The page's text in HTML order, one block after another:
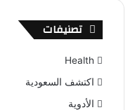
تصنيفات
Health
اكتشف السعودية
الأدوية